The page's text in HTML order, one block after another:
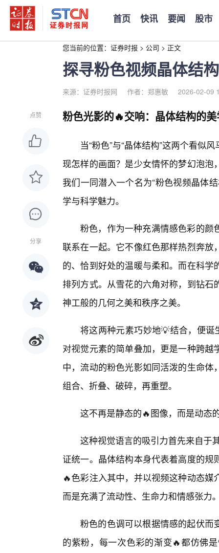
首页 快讯 要闻 股市
您当前的位置： 证券时报 > 公司 > 正文
探寻粉色视频晶体结
来源：证券时报网 作者：郑惠敏 2026-02-09
点赞
分享
粉色光影的🔥交响：晶体结构的
当“粉色”与“晶体结构”这两个看似
现怎样的画面？是少女情怀的梦幻泡
我们一同潜入一个名为“粉色视频晶体
学与科学魅力。
粉色，作为一种充满情感色彩的颜
联系在一起。它不像红色那样热烈奔
的、恰到好处的温暖与柔和。而在科
排列方式。从雪花的六角对称，到钻
神工般的几何之美和秩序之美。
将这两种元素巧妙地💡结合，便诞
对视觉元素的简单叠加，更是一种跨
中，流动的粉色光影如同活泼的生命
组合、折叠、破碎，再重塑。
这不再是静态的🔥图像，而是动态
这种视觉语言的吸引力首先来自于
证统一。晶体结构本身代表着高度的
🔥色彩注入其中，并以视频这种动态
而是充满了流动性、生命力和情感张力
粉色的色调可以根据情感的起伏而
的紫粉，每一次色彩的渐变🔥都仿佛